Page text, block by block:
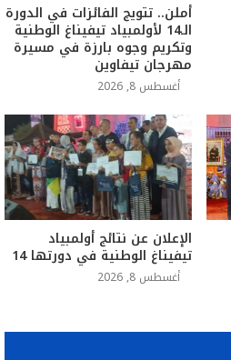
أملن.. تتويج الفائزات في الدورة
الـ14 لأولمبياد تيفيناغ الوطنية
وتكريم وجوه بارزة في مسيرة
مهرجان تيفاوين
أغسطس 8, 2026
الإعلان عن نتائج أولمبياد
تيفيناغ الوطنية في دورتها 14
أغسطس 8, 2026